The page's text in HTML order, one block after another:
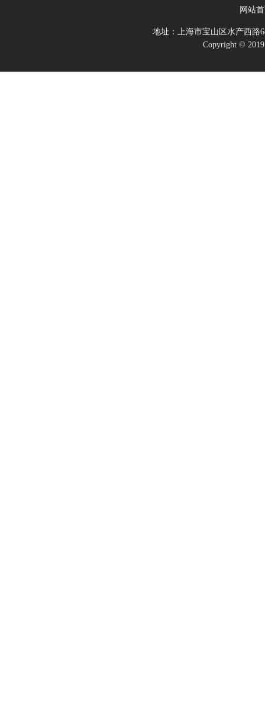
网站
地址：上海市宝山区水产西路
Copyright ©